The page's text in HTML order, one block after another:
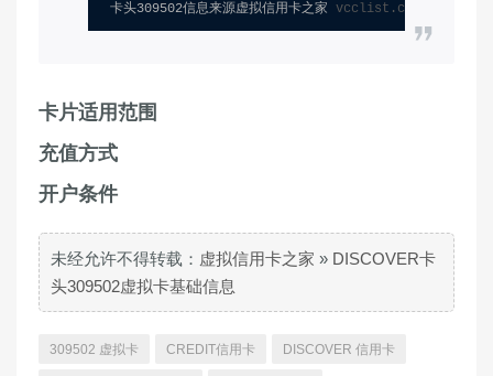
卡头309502信息来源虚拟信用卡之家 vcclist.com
卡片适用范围
充值方式
开户条件
未经允许不得转载： 虚拟信用卡之家 » DISCOVER卡
头309502虚拟卡基础信息
309502 虚拟卡 CREDIT信用卡 DISCOVER 信用卡